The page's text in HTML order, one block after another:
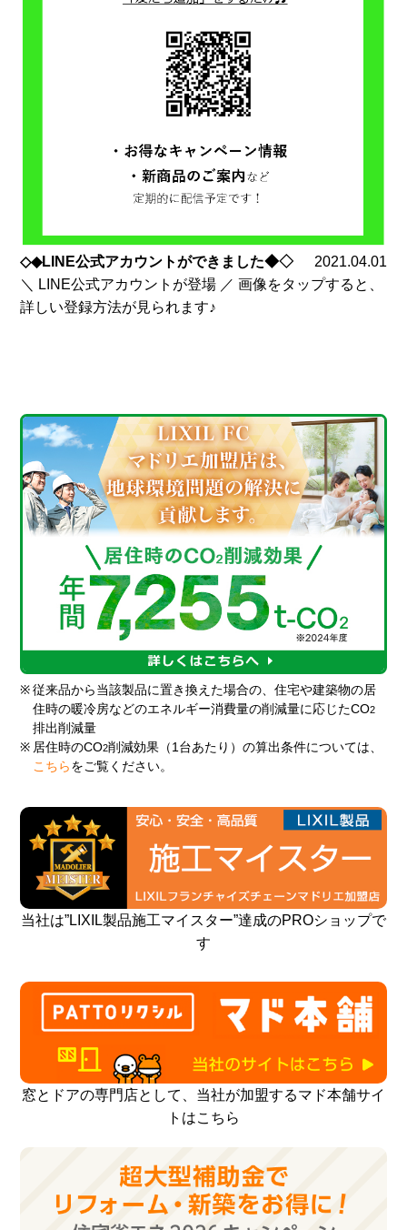
◇◆LINE公式アカウントができました◆◇
2021.04.01
＼ LINE公式アカウントが登場 ／ 画像をタップすると、
詳しい登録方法が見られます♪
※ 従来品から当該製品に置き換えた場合の、住宅や建築物の居
住時の暖冷房などのエネルギー消費量の削減量に応じたCO2
排出削減量
※ 居住時のCO2削減効果（1台あたり）の算出条件については、
こちら をご覧ください。
当社は”LIXIL製品施工マイスター”達成のPROショップで
す
窓とドアの専門店として、当社が加盟するマド本舗サイ
トはこちら